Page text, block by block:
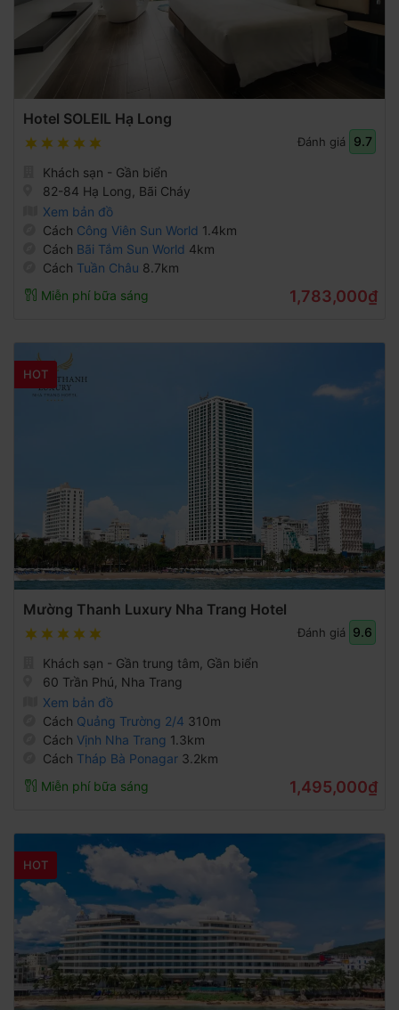
Hotel SOLEIL Hạ Long
Đánh giá 9.7
Khách sạn - Gần biển
82-84 Hạ Long, Bãi Cháy
Xem bản đồ
Cách Công Viên Sun World 1.4km
Cách Bãi Tắm Sun World 4km
Cách Tuần Châu 8.7km
Miễn phí bữa sáng
1,783,000₫
HOT
Mường Thanh Luxury Nha Trang Hotel
Đánh giá 9.6
Khách sạn - Gần trung tâm, Gần biển
60 Trần Phú, Nha Trang
Xem bản đồ
Cách Quảng Trường 2/4 310m
Cách Vịnh Nha Trang 1.3km
Cách Tháp Bà Ponagar 3.2km
Miễn phí bữa sáng
1,495,000₫
HOT